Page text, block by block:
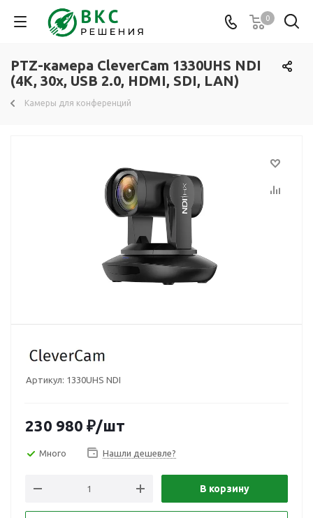
0
PTZ-камера CleverCam 1330UHS NDI
(4K, 30x, USB 2.0, HDMI, SDI, LAN)
Камеры для конференций
Артикул: 1330UHS NDI
230 980 ₽/шт
Много Нашли дешевле?
В корзину